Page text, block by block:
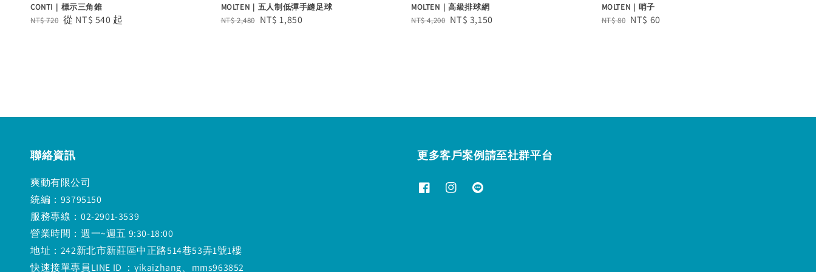
CONTI｜標示三角錐
Regular
NT$ 720 Sale
從 NT$ 540 起
MOLTEN｜五人制低彈手縫足球
Regular
NT$ 2,480 Sale
NT$ 1,850
MOLTEN｜高級排球網
Regular
NT$ 4,200 Sale
NT$ 3,150
MOLTEN｜哨子
Regular
NT$ 80 Sale
NT$ 60
聯絡資訊
爽動有限公司
統編：93795150
服務專線：02-2901-3539
營業時間：週一~週五 9:30-18:00
地址：242新北市新莊區中正路514巷53弄1號1樓
快速接單專員LINE ID ：yikaizhang、mms963852
更多客戶案例請至社群平台